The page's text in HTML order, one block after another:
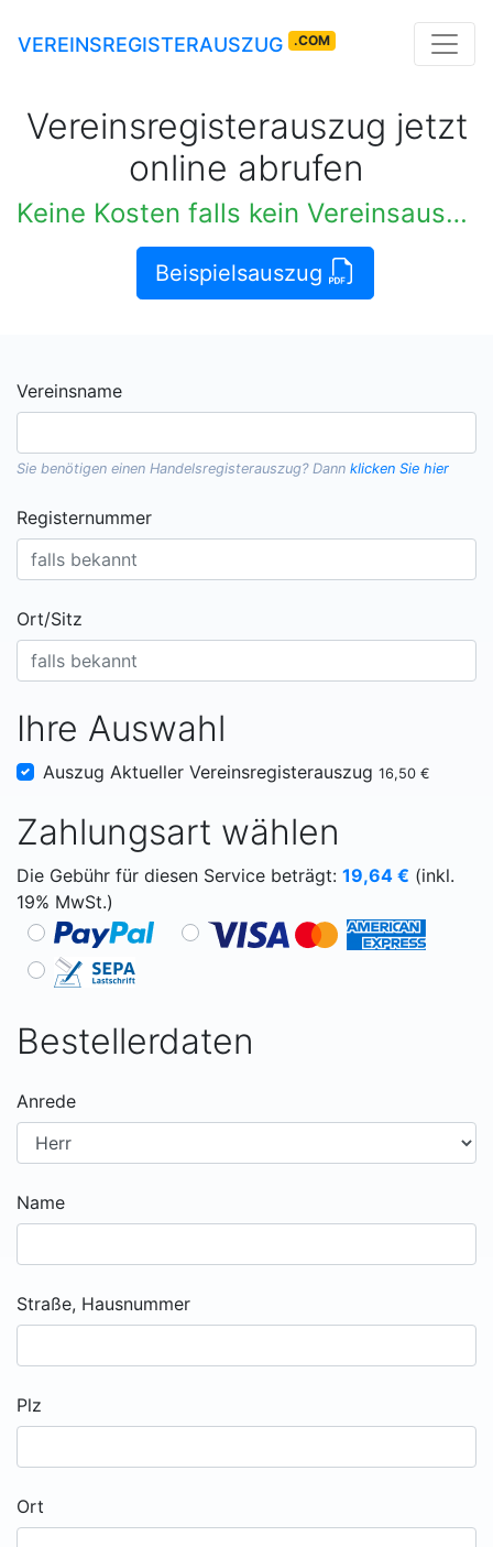
VEREINSREGISTERAUSZUG .COM
Vereinsregisterauszug jetzt
online abrufen
Keine Kosten falls kein Vereinsauszug verfügbar
Beispielsauszug
Vereinsname
Sie benötigen einen Handelsregisterauszug? Dann klicken Sie hier
Registernummer
Ort/Sitz
Ihre Auswahl
Auszug Aktueller Vereinsregisterauszug 16,50 €
Zahlungsart wählen
Die Gebühr für diesen Service beträgt: 19,64 € (inkl.
19% MwSt.)
Bestellerdaten
Anrede
Name
Straße, Hausnummer
Plz
Ort